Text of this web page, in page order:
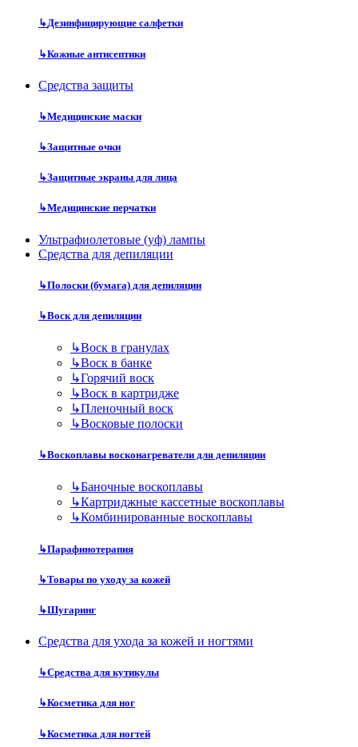
↳Дезинфицирующие салфетки
↳Кожные антисептики
Средства защиты
↳Медицинские маски
↳Защитные очки
↳Защитные экраны для лица
↳Медицинские перчатки
Ультрафиолетовые (уф) лампы
Средства для депиляции
↳Полоски (бумага) для депиляции
↳Воск для депиляции
↳Воск в гранулах
↳Воск в банке
↳Горячий воск
↳Воск в картридже
↳Пленочный воск
↳Восковые полоски
↳Воскоплавы восконагреватели для депиляции
↳Баночные воскоплавы
↳Картриджные кассетные воскоплавы
↳Комбинированные воскоплавы
↳Парафинотерапия
↳Товары по уходу за кожей
↳Шугаринг
Средства для ухода за кожей и ногтями
↳Средства для кутикулы
↳Косметика для ног
↳Косметика для ногтей